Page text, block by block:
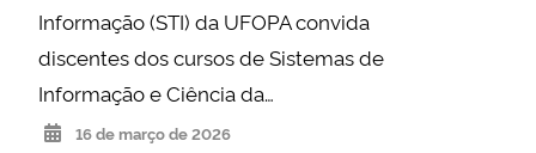
Informação (STI) da UFOPA convida
discentes dos cursos de Sistemas de
Informação e Ciência da…
16 de março de 2026